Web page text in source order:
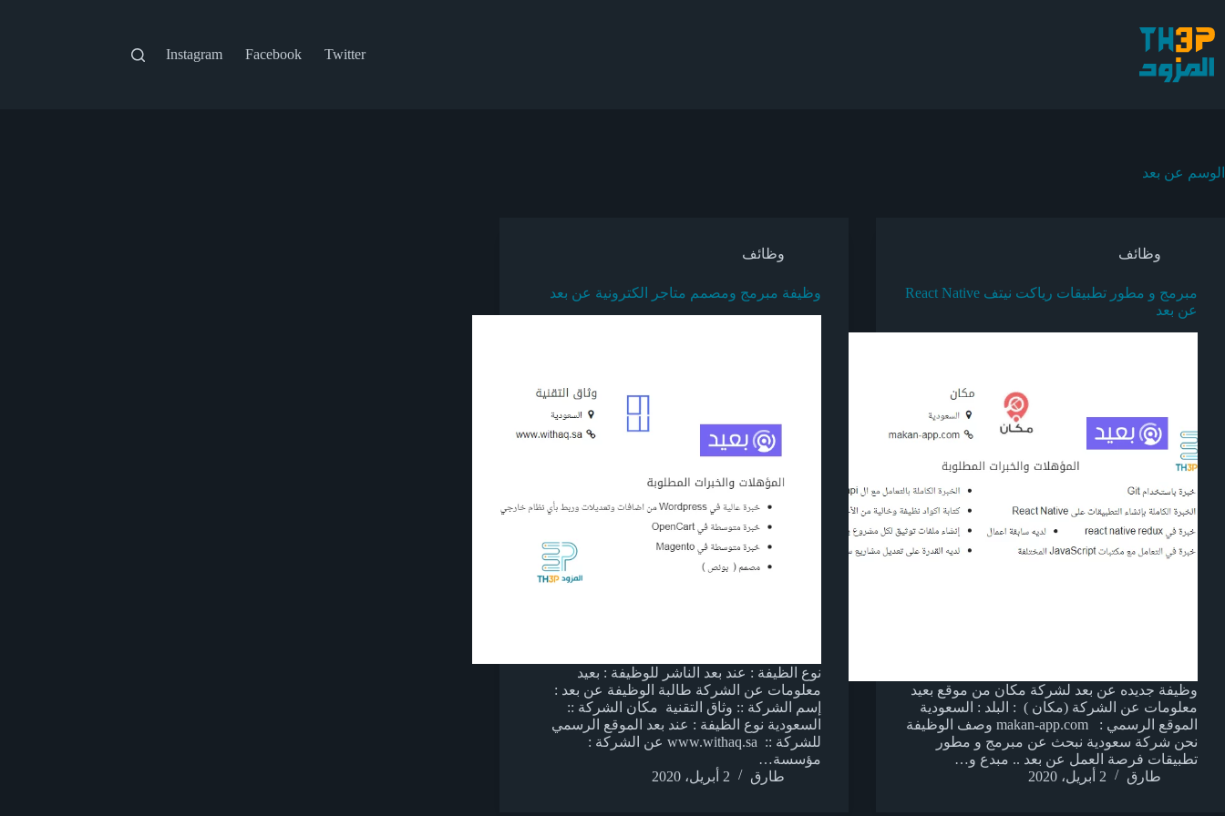
إلى
المحتوى
Twitter
Facebook
Instagram
الوسم عن بعد
وظائف
مبرمج و مطور تطبيقات رياكت نيتف React Native
عن بعد
وظيفة جديده عن بعد لشركة مكان من موقع بعيد
معلومات عن الشركة (مكان ) : البلد : السعودية
الموقع الرسمي : makan-app.com وصف الوظيفة
نحن شركة سعودية نبحث عن مبرمج و مطور
تطبيقات فرصة العمل عن بعد .. مبدع و…
طارق
2 أبريل، 2020
وظائف
وظيفة مبرمج ومصمم متاجر الكترونية عن بعد
نوع الظيفة : عند بعد الناشر للوظيفة : بعيد
معلومات عن الشركة طالبة الوظيفة عن بعد :
إسم الشركة :: وثاق التقنية مكان الشركة ::
السعودية نوع الظيفة : عند بعد الموقع الرسمي
للشركة :: www.withaq.sa عن الشركة :
مؤسسة…
طارق
2 أبريل، 2020